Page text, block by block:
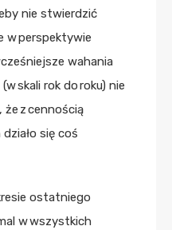
nie stwierdzić
w perspektywie
wahania
skali rok do roku) nie
z cennością
się coś
ostatniego
w wszystkich